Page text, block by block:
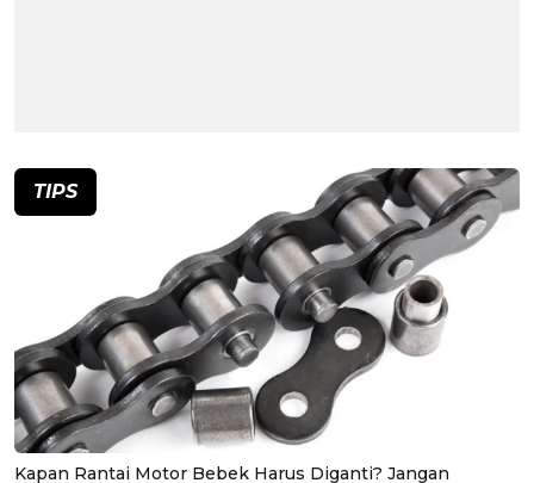
TIPS
Kapan Rantai Motor Bebek Harus Diganti? Jangan